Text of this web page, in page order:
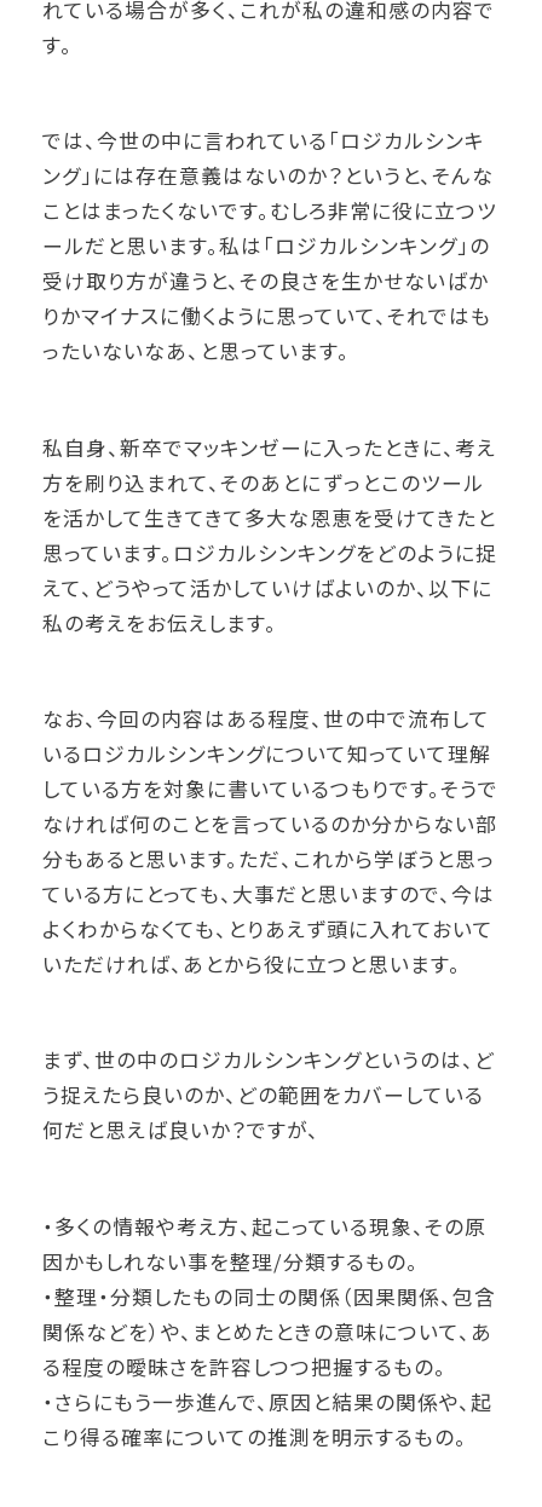
れている場合が多く、これが私の違和感の内容で
す。
では、今世の中に言われている「ロジカルシンキ
ング」には存在意義はないのか？というと、そんな
ことはまったくないです。むしろ非常に役に立つツ
ールだと思います。私は「ロジカルシンキング」の
受け取り方が違うと、その良さを生かせないばか
りかマイナスに働くように思っていて、それではも
ったいないなあ、と思っています。
私自身、新卒でマッキンゼーに入ったときに、考え
方を刷り込まれて、そのあとにずっとこのツール
を活かして生きてきて多大な恩恵を受けてきたと
思っています。ロジカルシンキングをどのように捉
えて、どうやって活かしていけばよいのか、以下に
私の考えをお伝えします。
なお、今回の内容はある程度、世の中で流布して
いるロジカルシンキングについて知っていて理解
している方を対象に書いているつもりです。そうで
なければ何のことを言っているのか分からない部
分もあると思います。ただ、これから学ぼうと思っ
ている方にとっても、大事だと思いますので、今は
よくわからなくても、とりあえず頭に入れておいて
いただければ、あとから役に立つと思います。
まず、世の中のロジカルシンキングというのは、ど
う捉えたら良いのか、どの範囲をカバーしている
何だと思えば良いか？ですが、
・多くの情報や考え方、起こっている現象、その原
因かもしれない事を整理/分類するもの。
・整理・分類したもの同士の関係（因果関係、包含
関係などを）や、まとめたときの意味について、あ
る程度の曖昧さを許容しつつ把握するもの。
・さらにもう一歩進んで、原因と結果の関係や、起
こり得る確率についての推測を明示するもの。